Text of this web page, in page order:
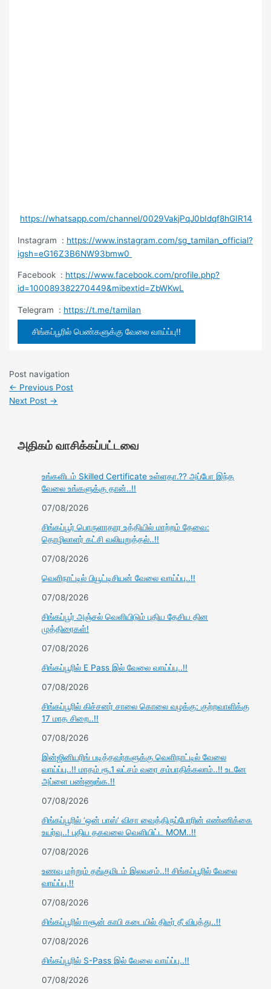
https://whatsapp.com/channel/0029VakjPqJ0bIdqf8hGIR14
Instagram : https://www.instagram.com/sg_tamilan_official?
igsh=eG16Z3B6NW93bmw0
Facebook : https://www.facebook.com/profile.php?
id=100089382270449&mibextid=ZbWKwL
Telegram : https://t.me/tamilan
சிங்கப்பூரில் பெண்களுக்கு வேலை வாய்ப்பு!!
Post navigation
← Previous Post
Next Post →
அதிகம் வாசிக்கப்பட்டவை
உங்களிடம் Skilled Certificate உள்ளதா.?? அப்போ இந்த
வேலை உங்களுக்கு தான்..!!
07/08/2026
சிங்கப்பூர் பொருளாதார உத்தியில் மாற்றம் தேவை:
தொழிலாளர் கட்சி வலியுறுத்தல்..!!
07/08/2026
வெளிநாட்டில் பியூட்டிசியன் வேலை வாய்ப்பு..!!
07/08/2026
சிங்கப்பூர் அஞ்சல் வெளியிடும் புதிய தேசிய தின
முத்திரைகள்!
07/08/2026
சிங்கப்பூரில் E Pass இல் வேலை வாய்ப்பு..!!
07/08/2026
சிங்கப்பூரில் கிச்சனர் சாலை கொலை வழக்கு: குற்றவாளிக்கு
17 மாத சிறை..!!
07/08/2026
இன்ஜினியரிங் படித்தவர்களுக்கு வெளிநாட்டில் வேலை
வாய்ப்பு..!! மாதம் ரூ.1 லட்சம் வரை சம்பாதிக்கலாம்..!! உடனே
அப்ளை பண்ணுங்க.!!
07/08/2026
சிங்கப்பூரில் ‘ஒன் பாஸ்’ விசா வைத்திருப்போரின் எண்ணிக்கை
உயர்வு..! புதிய தகவலை வெளியிட்ட MOM..!!
07/08/2026
உணவு மற்றும் தங்குமிடம் இலவசம்..!! சிங்கப்பூரில் வேலை
வாய்ப்பு.!!
07/08/2026
சிங்கப்பூரில் ஈசூன் காபி கடையில் திடீர் தீ விபத்து..!!
07/08/2026
சிங்கப்பூரில் S-Pass இல் வேலை வாய்ப்பு..!!
07/08/2026